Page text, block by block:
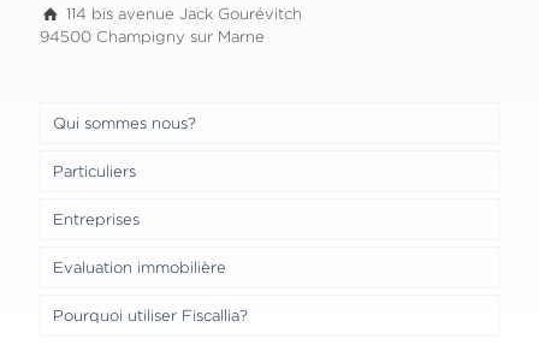
114 bis avenue Jack Gourévitch
94500 Champigny sur Marne
Qui sommes nous?
Particuliers
Entreprises
Evaluation immobilière
Pourquoi utiliser Fiscallia?